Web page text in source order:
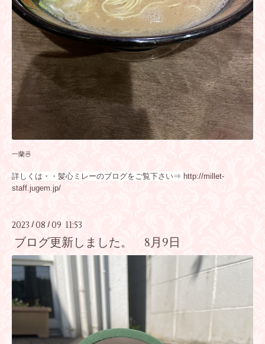
一蘭🍜
詳しくは・・髪心ミレーのブログをご覧下さい⇒ http://millet-
staff.jugem.jp/
2023 /08 /09 11:53
ブログ更新しました。 8月9日